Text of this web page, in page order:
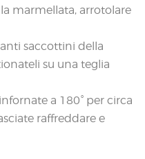
marmellata, arrotolare
saccottini della
su una teglia
a 180° per circa
raffreddare e